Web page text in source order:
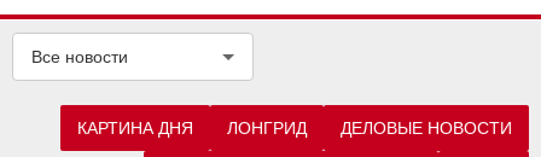
Все новости
КАРТИНА ДНЯ ЛОНГРИД ДЕЛОВЫЕ НОВОСТИ